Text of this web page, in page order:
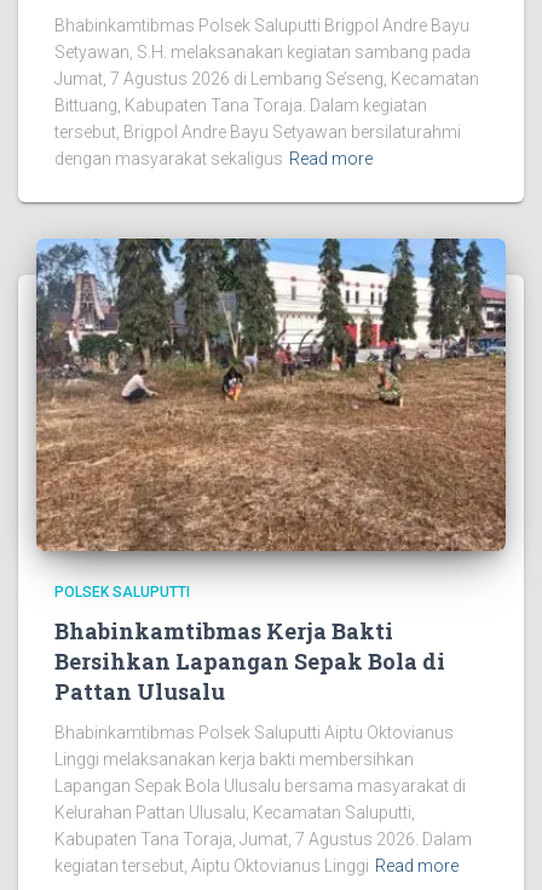
Bhabinkamtibmas Polsek Saluputti Brigpol Andre Bayu
Setyawan, S.H. melaksanakan kegiatan sambang pada
Jumat, 7 Agustus 2026 di Lembang Se’seng, Kecamatan
Bittuang, Kabupaten Tana Toraja. Dalam kegiatan
tersebut, Brigpol Andre Bayu Setyawan bersilaturahmi
dengan masyarakat sekaligus Read more
POLSEK SALUPUTTI
Bhabinkamtibmas Kerja Bakti
Bersihkan Lapangan Sepak Bola di
Pattan Ulusalu
Bhabinkamtibmas Polsek Saluputti Aiptu Oktovianus
Linggi melaksanakan kerja bakti membersihkan
Lapangan Sepak Bola Ulusalu bersama masyarakat di
Kelurahan Pattan Ulusalu, Kecamatan Saluputti,
Kabupaten Tana Toraja, Jumat, 7 Agustus 2026. Dalam
kegiatan tersebut, Aiptu Oktovianus Linggi Read more